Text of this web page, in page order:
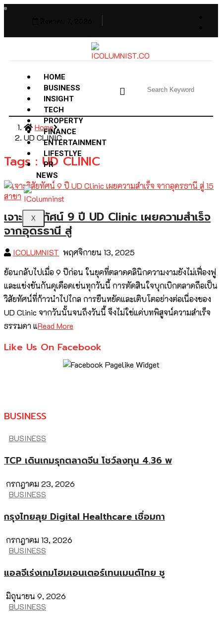
HOME
BUSINESS
INSIGHT
TECH
PROPERTY
FINANCE
ENTERTAINMENT
LIFESTLYE
PR
NEWS
X
Home
UD CLINIC
Tags : UD CLINIC
เจาะวิสัยทัศน์ 9 ปี UD Clinic เผยความสำเร็จ
จากอุดรธานี สู่
ICOLUMNIST พฤศจิกายน 13, 2025
ย้อนกลับไปเมื่อ 9 ปีก่อน ในยุคที่ตลาดคลินิกความงามยังไม่เฟื่องฟู
และแข่งขันกันดุเดือดเช่นทุกวันนี้ การตัดสินใจบุกเบิกตลาดถือเป็น
วิสัยทัศน์ที่ก้าวนำไปไกล การยืนหยัดและเติบโตอย่างต่อเนื่องของ
UD Clinic จากวันนั้นจนถึงวันนี้ จึงไม่ใช่แค่บทพิสูจน์ความสำเร็จ
ธรรมดา แRead More
Like Us On Facebook
BUSINESS
BUSINESS
TCP เดินเกมรุกตลาดจีน โชว์ลงทุน 4.36 พ
กรกฎาคม 23, 2026
BUSINESS
กรุงไทยลุย Digital Healthcare เชื่อมกา
กรกฎาคม 13, 2026
BUSINESS
แอลจีเร่งเกมโฮมเอนเตอร์เทนเมนต์ไทย ชู
มิถุนายน 9, 2026
BUSINESS